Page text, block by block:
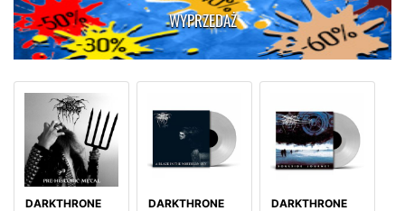
WYPRZEDAŻ
DARKTHRONE
DARKTHRONE
DARKTHRONE